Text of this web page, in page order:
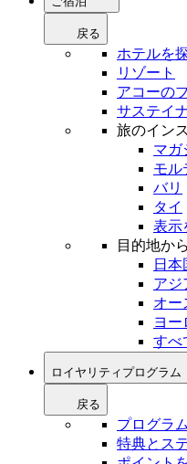
戻る
ホテルを
リゾート
アコーの
サステイ
旅のイン
マガ
モル
バリ
タイ
表示
目的地か
日本
アジ
オー
ヨー
すべ
ロイヤリティプログラム
戻る
プログラ
特典とス